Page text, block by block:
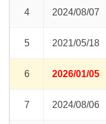
4 2024/08/07
5 2021/05/18
6 2026/01/05
7 2024/08/06